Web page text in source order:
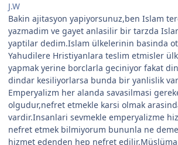
J.W
Bakin ajitasyon yapiyorsunuz,ben Islam
yazmadim ve gayet anlasilir bir tarzda
yaptilar dedim.Islam ülkelerinin basinda
Yahudilere Hristiyanlara teslim etmisler
yapmak yerine borclarla geciniyor fakat
dindar kesiliyorlarsa bunda bir yanlislik
Emperyalizm her alanda savasilmasi
olgudur,nefret etmekle karsi olmak
vardir.Insanlari sevmekle emperyalizme
nefret etmek bilmiyorum bununla ne
hizmet edenden hep nefret